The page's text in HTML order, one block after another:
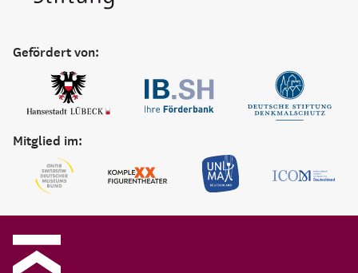
Gefördert von:
Mitglied im: